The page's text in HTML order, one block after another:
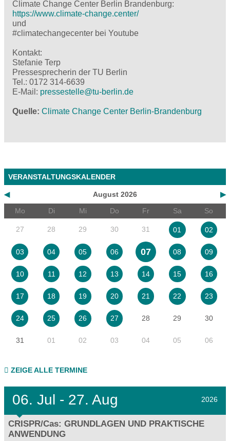
Climate Change Center Berlin Brandenburg:
https://www.climate-change.center/
und
#climatechangecenter bei Youtube
Kontakt:
Stefanie Terp
Pressesprecherin der TU Berlin
Tel.: 0172 314-6639
E-Mail: pressestelle@tu-berlin.de
Quelle Climate Change Center Berlin-Brandenburg
VERANSTALTUNGSKALENDER
◀ ▶
August 2026
Mo
Di Mi Do Fr Sa So
27 28 29 30 31 01 02
03 04 05 06 07 08 09
10 11 12 13 14 15 16
17 18 19 20 21 22 23
24 25 26 27 28 29 30
31 01 02 03 04 05 06
ZEIGE ALLE TERMINE
06. Jul - 27. Aug 2026
CRISPR/Cas: GRUNDLAGEN UND PRAKTISCHE
ANWENDUNG